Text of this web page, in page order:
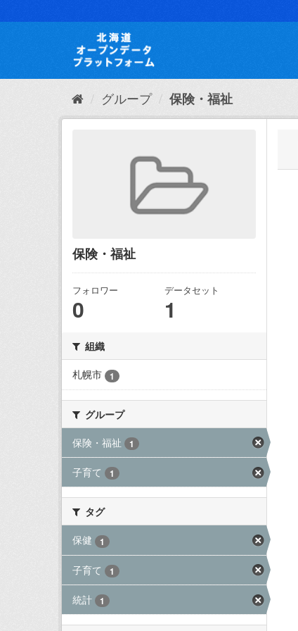
キ
て
グループ 保険・福祉
保険・福祉
フォロワー
0
データセット
1
組織
札幌市
1
グループ
保険・福祉
1
子育て 1
タグ
保健
1
子育て 1
統計 1